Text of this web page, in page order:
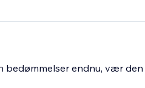
bedømmelser endnu, vær